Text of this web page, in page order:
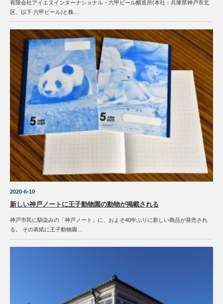
有限会社アイエヌインターナショナル・六甲ビール醸造所(本社：兵庫県神戸市北
区、以下 六甲ビール)と株…
2020-6-10
新しい神戸ノートに王子動物園の動物が掲載される
神戸市民に馴染みの「神戸ノート」に、およそ40年ぶりに新しい商品が発売され
る。 その表紙に王子動物園…